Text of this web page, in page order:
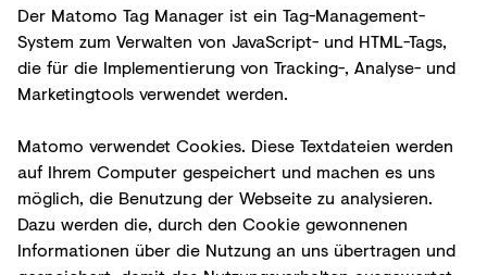
Der Matomo Tag Manager ist ein Tag-Management-
System zum Verwalten von JavaScript- und HTML-Tags,
die für die Implementierung von Tracking-, Analyse- und
Marketingtools verwendet werden.
Matomo verwendet Cookies. Diese Textdateien werden
auf Ihrem Computer gespeichert und machen es uns
möglich, die Benutzung der Webseite zu analysieren.
Dazu werden die, durch den Cookie gewonnenen
Informationen über die Nutzung an uns übertragen und